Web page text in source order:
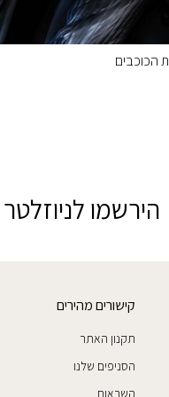
הכוכבים
הירשמו
קישורים מהירים
תקנון האתר
הסניפים שלנו
השראות